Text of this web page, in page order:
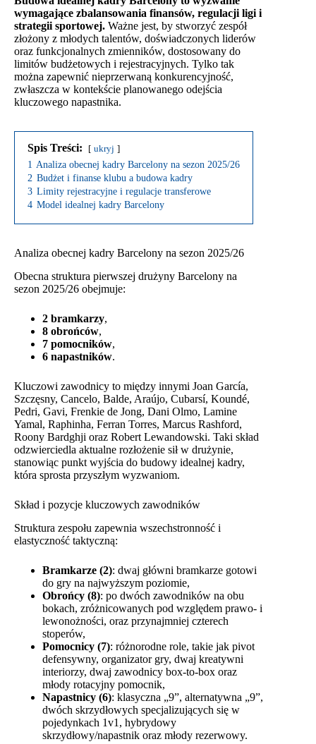
wymagające zbalansowania finansów, regulacji ligi i
strategii sportowej. Ważne jest, by stworzyć zespół
złożony z młodych talentów, doświadczonych liderów
oraz funkcjonalnych zmienników, dostosowany do
limitów budżetowych i rejestracyjnych. Tylko tak
można zapewnić nieprzerwaną konkurencyjność,
zwłaszcza w kontekście planowanego odejścia
kluczowego napastnika.
Spis Treści: ukryj
1 Analiza obecnej kadry Barcelony na sezon 2025/26
2 Budżet i finanse klubu a budowa kadry
3 Limity rejestracyjne i regulacje transferowe
4 Model idealnej kadry Barcelony
Analiza obecnej kadry Barcelony na sezon 2025/26
Obecna struktura pierwszej drużyny Barcelony na
sezon 2025/26 obejmuje:
2 bramkarzy,
8 obrońców,
7 pomocników,
6 napastników.
Kluczowi zawodnicy to między innymi Joan García,
Szczęsny, Cancelo, Balde, Araújo, Cubarsí, Koundé,
Pedri, Gavi, Frenkie de Jong, Dani Olmo, Lamine
Yamal, Raphinha, Ferran Torres, Marcus Rashford,
Roony Bardghji oraz Robert Lewandowski. Taki skład
odzwierciedla aktualne rozłożenie sił w drużynie,
stanowiąc punkt wyjścia do budowy idealnej kadry,
która sprosta przyszłym wyzwaniom.
Skład i pozycje kluczowych zawodników
Struktura zespołu zapewnia wszechstronność i
elastyczność taktyczną:
Bramkarze (2): dwaj główni bramkarze gotowi
do gry na najwyższym poziomie,
Obrońcy (8): po dwóch zawodników na obu
bokach, zróżnicowanych pod względem prawo- i
lewonożności, oraz przynajmniej czterech
stoperów,
Pomocnicy (7): różnorodne role, takie jak pivot
defensywny, organizator gry, dwaj kreatywni
interiorzy, dwaj zawodnicy box-to-box oraz
młody rotacyjny pomocnik,
Napastnicy (6): klasyczna „9”, alternatywna „9”,
dwóch skrzydłowych specjalizujących się w
pojedynkach 1v1, hybrydowy
skrzydłowy/napastnik oraz młody rezerwowy.